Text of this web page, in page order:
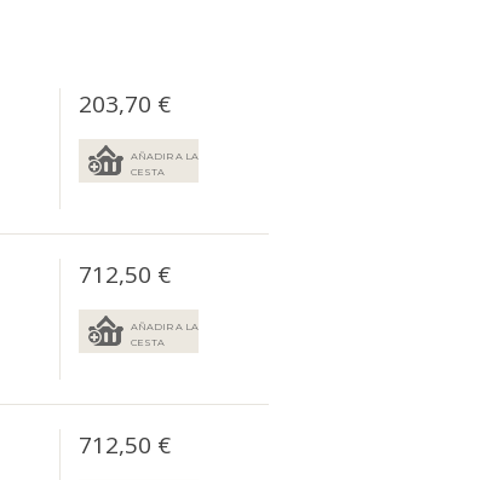
203,70 €
AÑADIR A LA
CESTA
712,50 €
AÑADIR A LA
CESTA
712,50 €